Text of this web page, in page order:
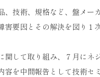
技術、規格など、盤メー
要因とその解決を図り１
して取り組み、７月にネ
を中間報告として技術セ